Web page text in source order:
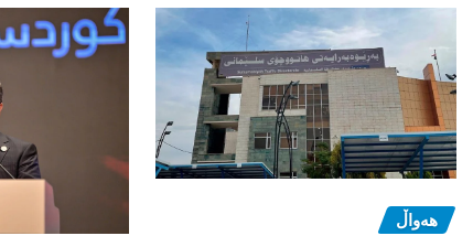
هەواڵ